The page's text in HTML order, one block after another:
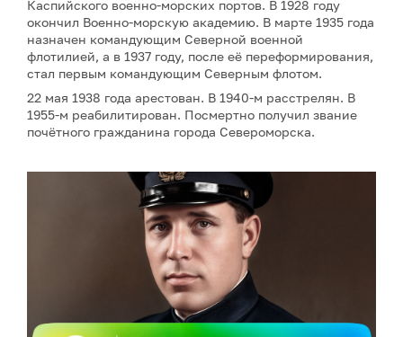
Каспийского военно-морских портов. В 1928 году
окончил Военно-морскую академию. В марте 1935 года
назначен командующим Северной военной
флотилией, а в 1937 году, после её переформирования,
стал первым командующим Северным флотом.
22 мая 1938 года арестован. В 1940-м расстрелян. В
1955-м реабилитирован. Посмертно получил звание
почётного гражданина города Североморска.